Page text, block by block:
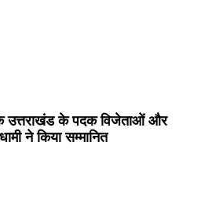
उत्तराखंड के पदक विजेताओं और
ने किया सम्मानित